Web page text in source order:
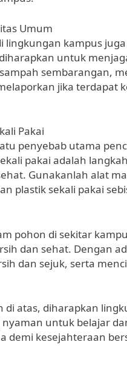
Umum
lingkungan kampus
untuk
sembarangan,
jika terdapat
Pakai
penyebab utama
pakai adalah
Gunakanlah alat
plastik sekali pakai
pohon di sekitar
dan sehat. Dengan
dan sejuk, serta
atas, diharapkan
untuk belajar
demi kesejahteraan